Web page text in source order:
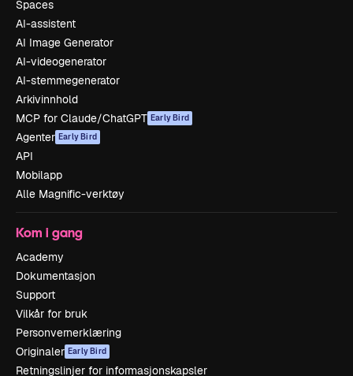
Spaces
AI-assistent
AI Image Generator
AI-videogenerator
AI-stemmegenerator
Arkivinnhold
MCP for Claude/ChatGPT Early Bird
Agenter Early Bird
API
Mobilapp
Alle Magnific-verktøy
Kom i gang
Academy
Dokumentasjon
Support
Vilkår for bruk
Personvernerklæring
Originaler Early Bird
Retningslinjer for informasjonskapsler